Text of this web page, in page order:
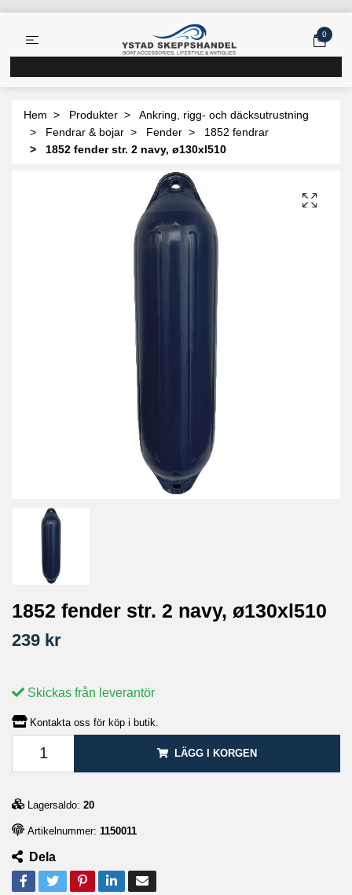
0
Hem Produkter
Ankring, rigg- och däcksutrustning
Fendrar & bojar
Fender
1852 fendrar
1852 fender str. 2 navy, ø130xl510
1852 fender str. 2 navy, ø130xl510
239 kr
Skickas från leverantör
Kontakta oss för köp i butik.
LÄGG I KORGEN
Lagersaldo: 20
Artikelnummer: 1150011
Dela